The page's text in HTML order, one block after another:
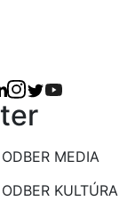
MEDIA
KULTÚRA